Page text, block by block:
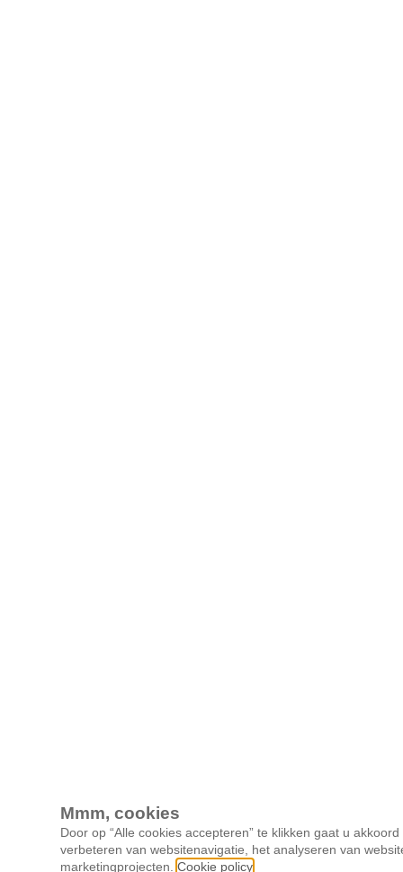
Mmm, cookies
Door op “Alle cookies accepteren” te klikken gaat u
verbeteren van websitenavigatie, het analyseren van
marketingprojecten. Cookie policy